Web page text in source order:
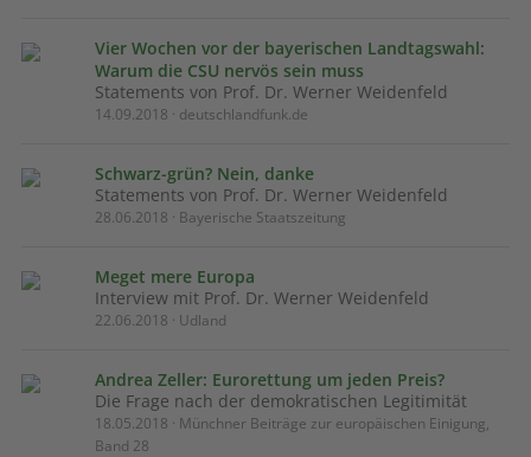
Vier Wochen vor der bayerischen Landtagswahl:
Warum die CSU nervös sein muss
Statements von Prof. Dr. Werner Weidenfeld
14.09.2018 · deutschlandfunk.de
Schwarz-grün? Nein, danke
Statements von Prof. Dr. Werner Weidenfeld
28.06.2018 · Bayerische Staatszeitung
Meget mere Europa
Interview mit Prof. Dr. Werner Weidenfeld
22.06.2018 · Udland
Andrea Zeller: Eurorettung um jeden Preis?
Die Frage nach der demokratischen Legitimität
18.05.2018 · Münchner Beiträge zur europäischen Einigung,
Band 28